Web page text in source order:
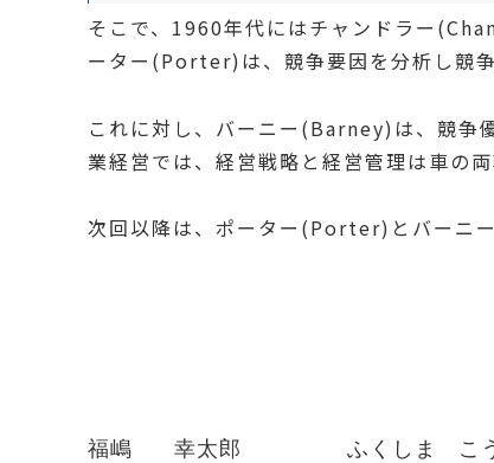
そこで、1960年代にはチャンドラー
ーター(Porter)は、競争要因を分析し競
これに対し、バーニー(Barney)は、競争
業経営では、経営戦略と経営管理は車の両
次回以降は、ポーター(Porter)とバーニ
福嶋   幸太郎　      ふくしま　こう